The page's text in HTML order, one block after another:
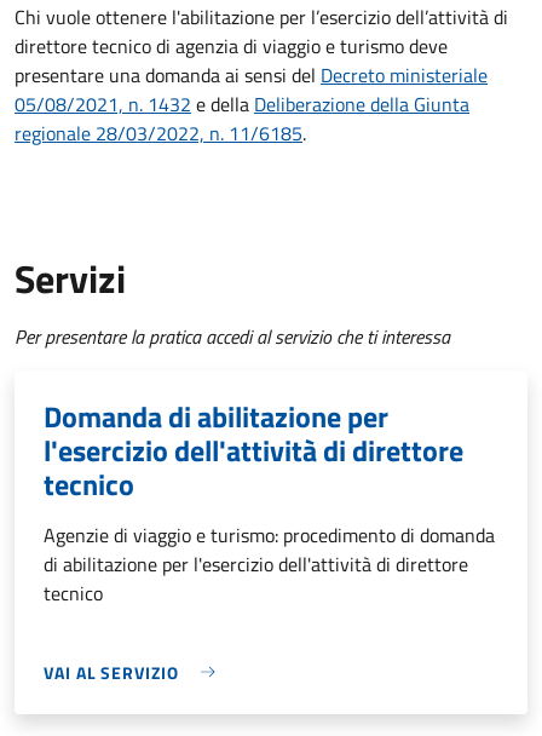
Chi vuole ottenere l'abilitazione per l’esercizio dell’attività di
direttore tecnico di agenzia di viaggio e turismo deve
presentare una domanda ai sensi del Decreto ministeriale
05/08/2021, n. 1432 e della Deliberazione della Giunta
regionale 28/03/2022, n. 11/6185.
Servizi
Per presentare la pratica accedi al servizio che ti interessa
Domanda di abilitazione per
l'esercizio dell'attività di direttore
tecnico
Agenzie di viaggio e turismo: procedimento di domanda
di abilitazione per l'esercizio dell'attività di direttore
tecnico
VAI AL SERVIZIO